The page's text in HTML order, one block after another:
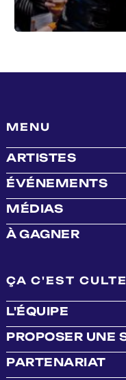
MENU
ARTISTES
ÉVÉNEMENTS
MÉDIAS
À GAGNER
ÇA C'EST CULTE
L'ÉQUIPE
PROPOSER UNE
PARTENARIAT